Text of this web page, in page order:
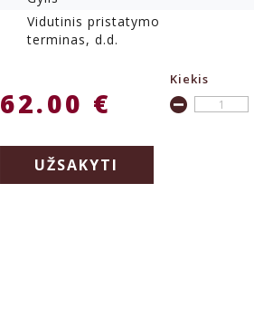
Vidutinis pristatymo
terminas, d.d.
62.00 €
Kiekis
UŽSAKYTI